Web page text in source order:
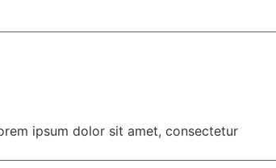
ipsum dolor sit amet, consectetur